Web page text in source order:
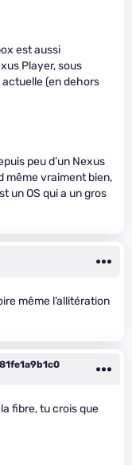
est aussi
Player, sous
actuelle (en dehors
peu d’un Nexus
même vraiment bien,
un OS qui a un gros
même l’allitération
fibre, tu crois que